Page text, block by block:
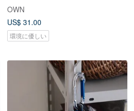
| ラゲージ整理
OWN
US$ 31.00
環境に優しい